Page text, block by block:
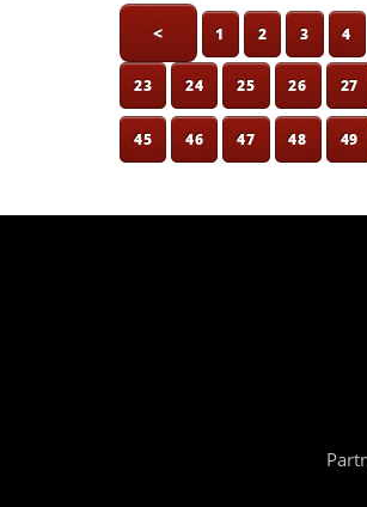
< 1 2 3 4
23 24 25 26 27
45 46 47 48 49